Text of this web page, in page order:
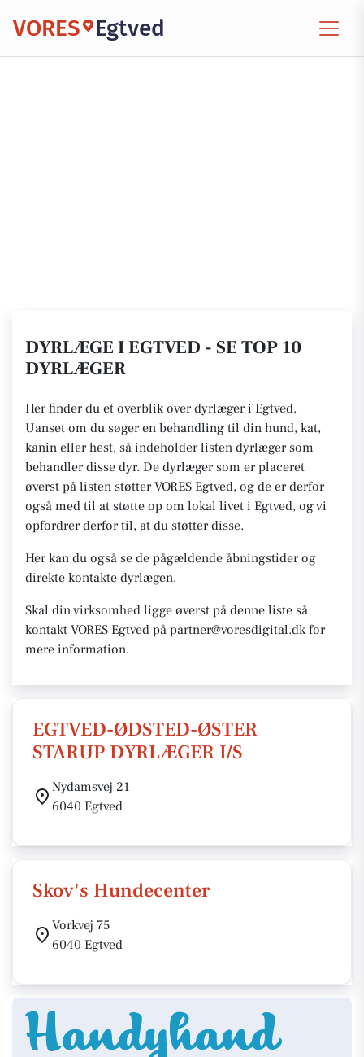
VORES Egtved
DYRLÆGE I EGTVED - SE TOP 10
DYRLÆGER
Her finder du et overblik over dyrlæger i Egtved.
Uanset om du søger en behandling til din hund, kat,
kanin eller hest, så indeholder listen dyrlæger som
behandler disse dyr. De dyrlæger som er placeret
øverst på listen støtter VORES Egtved, og de er derfor
også med til at støtte op om lokal livet i Egtved, og vi
opfordrer derfor til, at du støtter disse.
Her kan du også se de pågældende åbningstider og
direkte kontakte dyrlægen.
Skal din virksomhed ligge øverst på denne liste så
kontakt VORES Egtved på partner@voresdigital.dk for
mere information.
EGTVED-ØDSTED-ØSTER
STARUP DYRLÆGER I/S
Nydamsvej 21
6040 Egtved
Skov's Hundecenter
Vorkvej 75
6040 Egtved